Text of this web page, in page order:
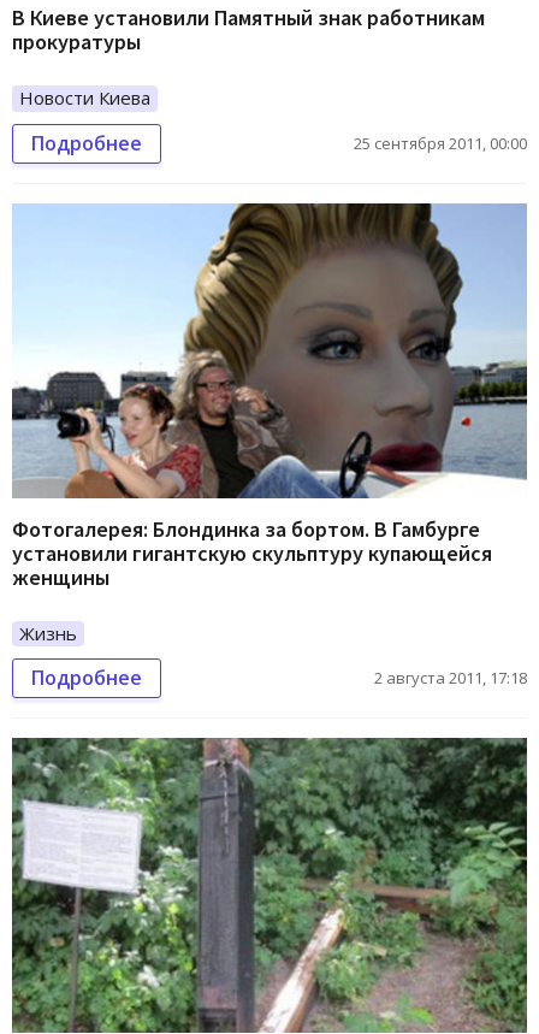
В Киеве установили Памятный знак работникам
прокуратуры
Новости Киева
Подробнее 25 сентября 2011, 00:00
Фотогалерея: Блондинка за бортом. В Гамбурге
установили гигантскую скульптуру купающейся
женщины
Жизнь
Подробнее 2 августа 2011, 17:18